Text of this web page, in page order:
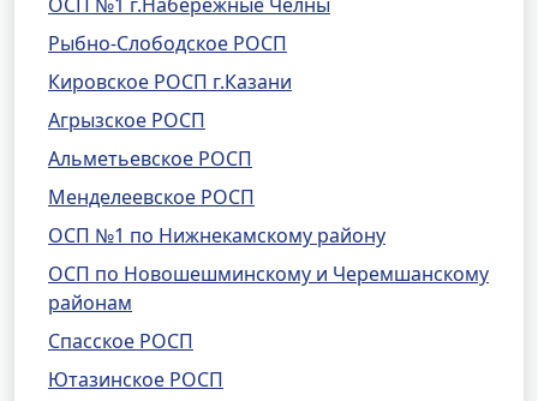
Рыбно-Слободское РОСП
Кировское РОСП г.Казани
Агрызское РОСП
Альметьевское РОСП
Менделеевское РОСП
ОСП №1 по Нижнекамскому району
ОСП по Новошешминскому и Черемшанскому
районам
Спасское РОСП
Ютазинское РОСП